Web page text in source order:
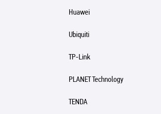
Huawei
Ubiquiti
TP-Link
PLANET Technology
TENDA